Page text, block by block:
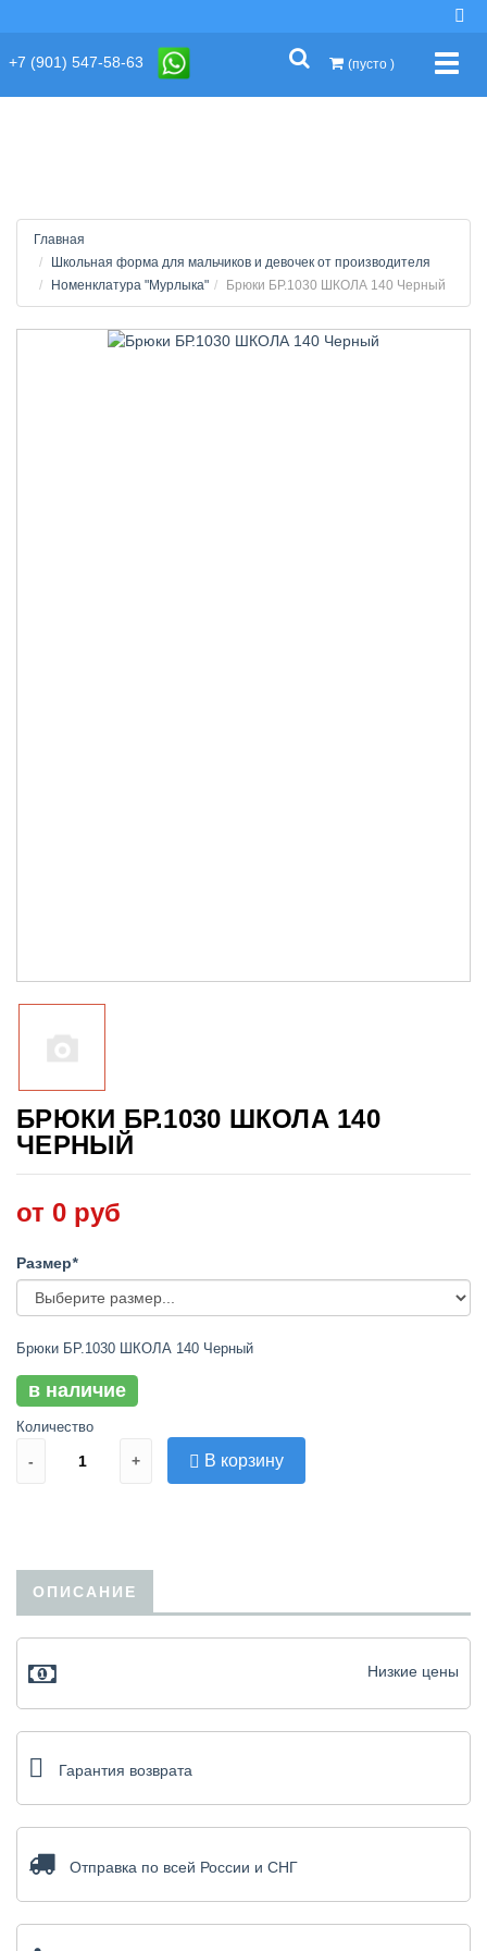
+7 (901) 547-58-63 (пусто )
Главная
Школьная форма для мальчиков и девочек от производителя
Номенклатура "Мурлыка"
Брюки БР.1030 ШКОЛА 140 Черный
БРЮКИ БР.1030 ШКОЛА 140
ЧЕРНЫЙ
от 0 руб
Размер*
Брюки БР.1030 ШКОЛА 140 Черный
в наличие
Количество
- + В корзину
ОПИСАНИЕ
Низкие цены
Гарантия возврата
Отправка по всей России и СНГ